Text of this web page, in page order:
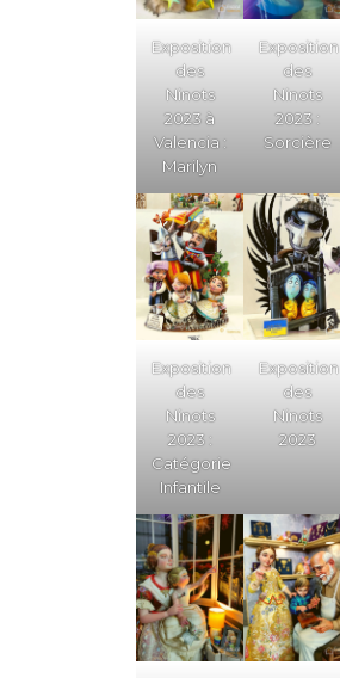
Exposition
des
Ninots
2023 à
Valencia :
Marilyn
Exposition
des
Ninots
2023 :
Sorcière
Exposition
des
Ninots
2023 :
Catégorie
Infantile
Exposition
des
Ninots
2023